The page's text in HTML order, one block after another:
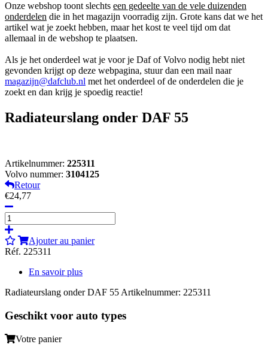
Onze webshop toont slechts een gedeelte van de vele duizenden
onderdelen die in het magazijn voorradig zijn. Grote kans dat we het
artikel wat je zoekt hebben, maar het kost te veel tijd om dat
allemaal in de webshop te plaatsen.
Als je het onderdeel wat je voor je Daf of Volvo nodig hebt niet
gevonden krijgt op deze webpagina, stuur dan een mail naar
magazijn@dafclub.nl met het onderdeel of de onderdelen die je
zoekt en dan krijg je spoedig reactie!
Radiateurslang onder DAF 55
Artikelnummer: 225311
Volvo nummer: 3104125
Retour
€24,77
Ajouter au panier
Réf. 225311
En savoir plus
Radiateurslang onder DAF 55 Artikelnummer: 225311
Geschikt voor auto types
Votre panier